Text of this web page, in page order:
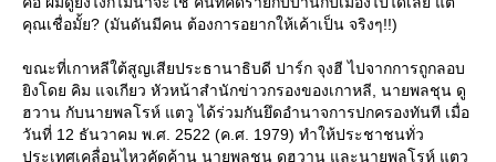
คุณเชื่อมั้ย? (มันดันมีคน ต้องการอยากให้เค้าเป็น จริงๆ!!)
ขณะที่เกาหลีใต้สูญเสียประธานาธิบดี ปาร์ก จุงฮี ไปจากการถูกลอบ
ิงโดย คิม แจเกียว หัวหน้าสำนักข่าวกรองของเกาหลี, นายพลชุน ดู
ฮวาน กับนายพลโรห์ แตวู ได้ร่วมกันยึดอำนาจการปกครองทันที เมื่อ
วันที่ 12 ธันวาคม พ.ศ. 2522 (ค.ศ. 1979) ทำให้ประชาชนทั่ว
ประเทศเคลื่อนไหวคัดค้าน นายพลชุน ดูฮวาน และนายพลโรห์ แตวู